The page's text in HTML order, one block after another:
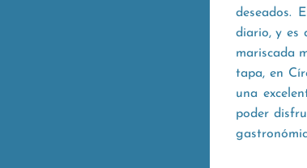
deseados.
diario, y es
mariscada
tapa, en
una
poder